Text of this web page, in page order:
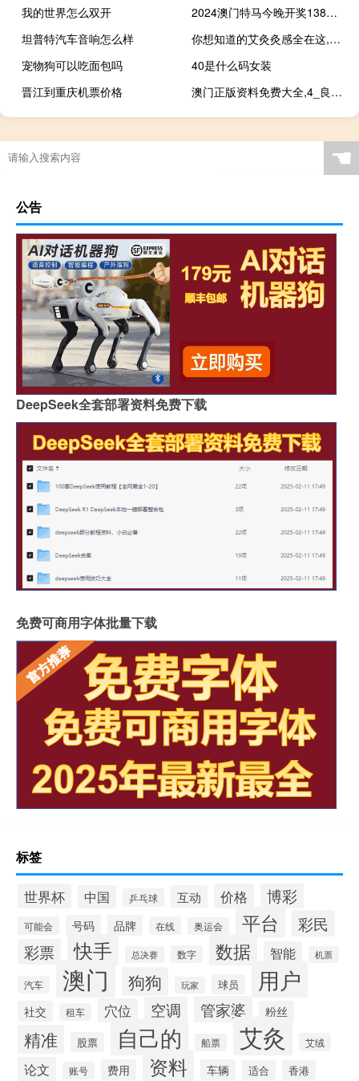
我的世界怎么双开
2024澳门特马今晚开奖138期##答案解析落实-979.ISO.146
坦普特汽车音响怎么样
你想知道的艾灸灸感全在这,灸感全讲解!
宠物狗可以吃面包吗
40是什么码女装
晋江到重庆机票价格
澳门正版资料免费大全,4_良心企业，值得支持_主页版v299.347
☚
公告
DeepSeek全套部署资料免费下载
免费可商用字体批量下载
标签
世界杯 中国 乒乓球 互动 价格 博彩
可能会 号码 品牌 在线 奥运会 平台 彩民
彩票 快手 总决赛 数字 数据 智能 机票
汽车 澳门 狗狗 玩家 球员 用户
社交 租车 穴位 空调 管家婆 粉丝
精准 股票 自己的 船票 艾灸 艾绒
论文 账号 费用 资料 车辆 适合 香港